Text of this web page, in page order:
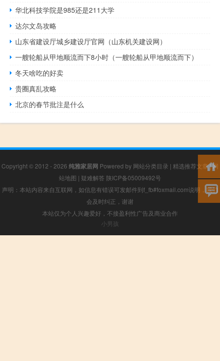
华北科技学院是985还是211大学
达尔文岛攻略
山东省建设厅城乡建设厅官网（山东机关建设网）
一艘轮船从甲地顺流而下8小时（一艘轮船从甲地顺流而下）
冬天啥吃的好卖
贵圈真乱攻略
北京的春节批注是什么
Copyright © 2012 - 2026 纯雅家居网 Powered by 网站分类目录 | 精选推荐文章|网
站地图 | 疑难解答 陕ICP备05009492号
声明：本站内容来自互联网，如信息有错误可发邮件到f_fb#foxmail.com说明，我们
会及时纠正，谢谢
本站仅为个人兴趣爱好，不接盈利性广告及商业合作
小男孩